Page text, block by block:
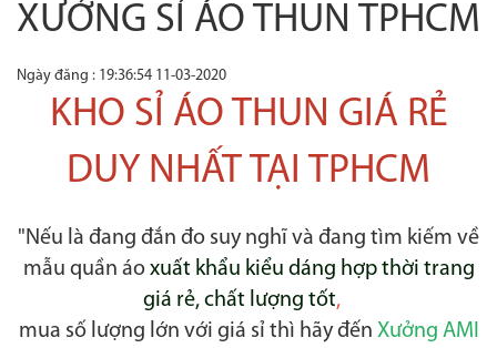
XƯỞNG SỈ ÁO THUN TPHCM
Ngày đăng : 19:36:54 11-03-2020
KHO SỈ ÁO THUN GIÁ RẺ
DUY NHẤT TẠI TPHCM
"Nếu là đang đắn đo suy nghĩ và đang tìm kiếm về
mẫu quần áo xuất khẩu kiểu dáng hợp thời trang
giá rẻ, chất lượng tốt,
mua số lượng lớn với giá sỉ thì hãy đến Xưởng AMI